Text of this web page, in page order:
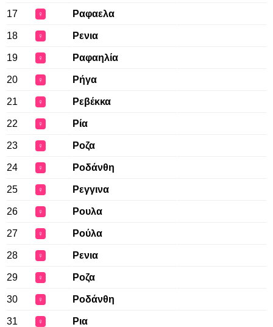
17 ♀ Ραφαελα
18 ♀ Ρενια
19 ♀ Ραφαηλία
20 ♀ Ρήγα
21 ♀ Ρεβέκκα
22 ♀ Ρία
23 ♀ Ροζα
24 ♀ Ροδάνθη
25 ♀ Ρεγγινα
26 ♀ Ρουλα
27 ♀ Ρούλα
28 ♀ Ρενια
29 ♀ Ροζα
30 ♀ Ροδάνθη
31 ♀ Ρια